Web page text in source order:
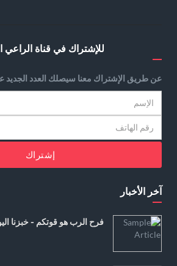
للإشتراك في قناة الراعي
عن طريق الإشتراك معنا سيصلك العدد الجديد
إشتراك
آخر الأخبار
فرح الرب هو قوتكم - خبزنا